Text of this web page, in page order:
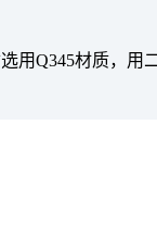
用Q345材质，用